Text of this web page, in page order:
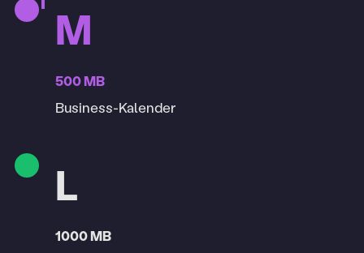
M
500 MB
Business-Kalender
L
1000 MB